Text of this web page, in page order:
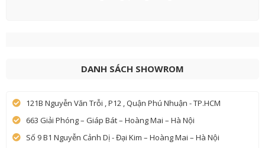
DANH SÁCH SHOWROM
121B Nguyễn Văn Trỗi , P12 , Quận Phú Nhuận - TP.HCM
663 Giải Phóng – Giáp Bát – Hoàng Mai – Hà Nội
Số 9 B1 Nguyễn Cảnh Dị - Đại Kim – Hoàng Mai – Hà Nội